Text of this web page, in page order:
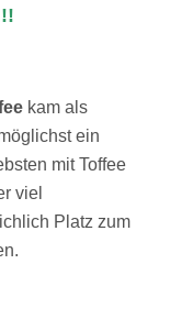
kam als
ein
mit Toffee
viel
Platz zum